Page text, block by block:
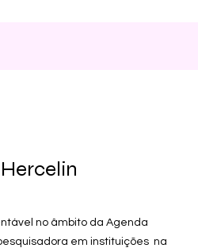
no âmbito da Agenda
em instituições na